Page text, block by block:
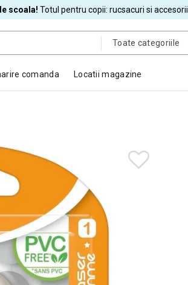
scoala! Totul pentru copii: rucsacuri si accesorii.
Toate categoriile
comanda Locatii magazine